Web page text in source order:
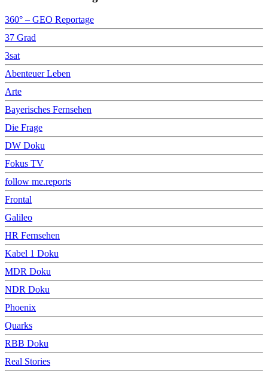
360° – GEO Reportage
37 Grad
3sat
Abenteuer Leben
Arte
Bayerisches Fernsehen
Die Frage
DW Doku
Fokus TV
follow me.reports
Frontal
Galileo
HR Fernsehen
Kabel 1 Doku
MDR Doku
NDR Doku
Phoenix
Quarks
RBB Doku
Real Stories